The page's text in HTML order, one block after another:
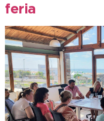
feria